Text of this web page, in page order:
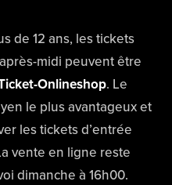
de 12 ans, les tickets
midi peuvent être
Onlineshop. Le
le plus avantageux et
les tickets d’entrée
vente en ligne reste
dimanche à 16h00.